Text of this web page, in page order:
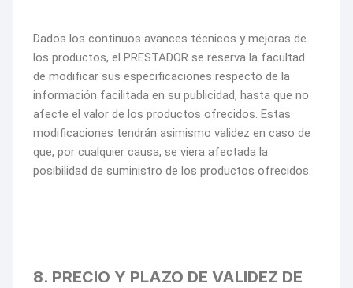
Dados los continuos avances técnicos y mejoras de
los productos, el PRESTADOR se reserva la facultad
de modificar sus especificaciones respecto de la
información facilitada en su publicidad, hasta que no
afecte el valor de los productos ofrecidos. Estas
modificaciones tendrán asimismo validez en caso de
que, por cualquier causa, se viera afectada la
posibilidad de suministro de los productos ofrecidos.
8. PRECIO Y PLAZO DE VALIDEZ DE